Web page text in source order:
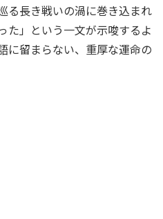
る長き戦いの渦に巻き込まれ
た」という一文が示唆するよ
に留まらない、重厚な運命の